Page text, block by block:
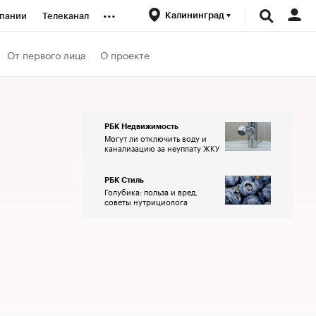
Телеканал ... Калининград
От первого лица О проекте
РБК Недвижимость
Могут ли отключить воду и
канализацию за неуплату ЖКУ
РБК Стиль
Голубика: польза и вред,
советы нутрициолога